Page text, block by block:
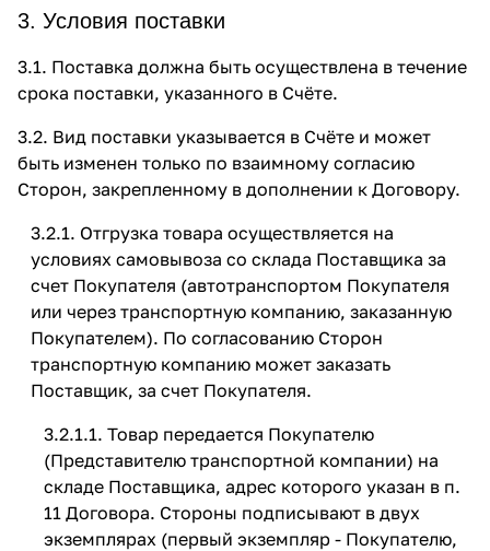
3. Условия поставки
3.1. Поставка должна быть осуществлена в течение
срока поставки, указанного в Счёте.
3.2. Вид поставки указывается в Счёте и может
быть изменен только по взаимному согласию
Сторон, закрепленному в дополнении к Договору.
3.2.1. Отгрузка товара осуществляется на
условиях самовывоза со склада Поставщика за
счет Покупателя (автотранспортом Покупателя
или через транспортную компанию, заказанную
Покупателем). По согласованию Сторон
транспортную компанию может заказать
Поставщик, за счет Покупателя.
3.2.1.1. Товар передается Покупателю
(Представителю транспортной компании) на
складе Поставщика, адрес которого указан в п.
11 Договора. Стороны подписывают в двух
экземплярах (первый экземпляр - Покупателю,